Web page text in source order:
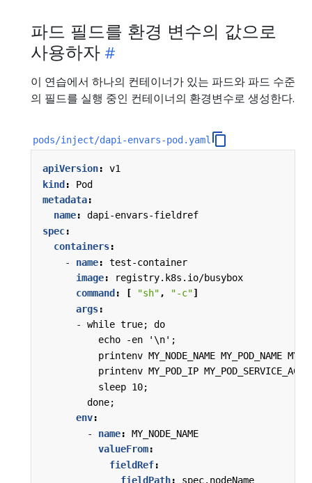
파드 필드를 환경 변수의 값으로
사용하자
이 연습에서 하나의 컨테이너가 있는 파드와 파드 수준
의 필드를 실행 중인 컨테이너의 환경변수로 생성한다.
pods/inject/dapi-envars-pod.yaml
apiVersion:
v1
kind:
Pod
metadata:
name:
dapi-envars-fieldref
spec:
containers:
- name:
test-container
image:
registry.k8s.io/busybox
command : [ "sh", "-c"]
args:
- while true; do
echo -en '\n';
printenv MY_NODE_NAME MY_POD_NAME
printenv MY_POD_IP
sleep 10;
done;
env:
- name:
MY_NODE_NAME
valueFrom:
fieldRef:
fieldPath: spec.nodeName